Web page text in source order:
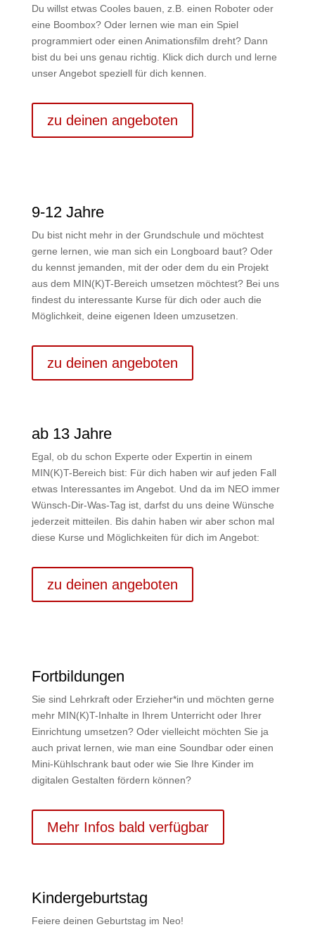
Du willst etwas Cooles bauen, z.B. einen Roboter oder
eine Boombox? Oder lernen wie man ein Spiel
programmiert oder einen Animationsfilm dreht? Dann
bist du bei uns genau richtig. Klick dich durch und lerne
unser Angebot speziell für dich kennen.
zu deinen angeboten
9-12 Jahre
Du bist nicht mehr in der Grundschule und möchtest
gerne lernen, wie man sich ein Longboard baut? Oder
du kennst jemanden, mit der oder dem du ein Projekt
aus dem MIN(K)T-Bereich umsetzen möchtest? Bei uns
findest du interessante Kurse für dich oder auch die
Möglichkeit, deine eigenen Ideen umzusetzen.
zu deinen angeboten
ab 13 Jahre
Egal, ob du schon Experte oder Expertin in einem
MIN(K)T-Bereich bist: Für dich haben wir auf jeden Fall
etwas Interessantes im Angebot. Und da im NEO immer
Wünsch-Dir-Was-Tag ist, darfst du uns deine Wünsche
jederzeit mitteilen. Bis dahin haben wir aber schon mal
diese Kurse und Möglichkeiten für dich im Angebot:
zu deinen angeboten
Fortbildungen
Sie sind Lehrkraft oder Erzieher*in und möchten gerne
mehr MIN(K)T-Inhalte in Ihrem Unterricht oder Ihrer
Einrichtung umsetzen? Oder vielleicht möchten Sie ja
auch privat lernen, wie man eine Soundbar oder einen
Mini-Kühlschrank baut oder wie Sie Ihre Kinder im
digitalen Gestalten fördern können?
Mehr Infos bald verfügbar
Kindergeburtstag
Feiere deinen Geburtstag im Neo!